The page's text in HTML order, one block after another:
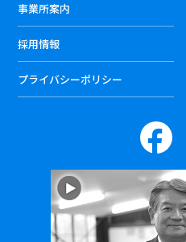
事業所案内
採用情報
プライバシーポリシー